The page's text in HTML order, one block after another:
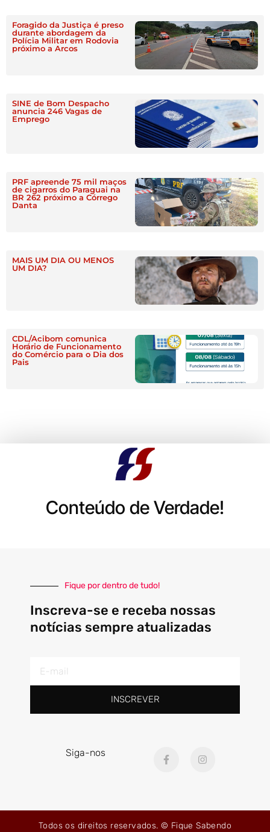
Foragido da Justiça é preso
durante abordagem da
Polícia Militar em Rodovia
próximo a Arcos
SINE de Bom Despacho
anuncia 246 Vagas de
Emprego
PRF apreende 75 mil maços
de cigarros do Paraguai na
BR 262 próximo a Córrego
Danta
MAIS UM DIA OU MENOS
UM DIA?
CDL/Acibom comunica
Horário de Funcionamento
do Comércio para o Dia dos
Pais
Conteúdo de Verdade!
Fique por dentro de tudo!
Inscreva-se e receba nossas
notícias sempre atualizadas
INSCREVER
Siga-nos
a
o
-
n
r
m
Todos os direitos reservados. © Fique Sabendo